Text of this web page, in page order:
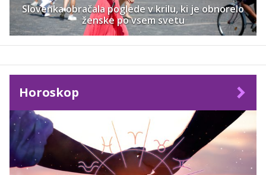
Slovenka obračala poglede v krilu, ki je obnorelo
ženske po vsem svetu
Horoskop